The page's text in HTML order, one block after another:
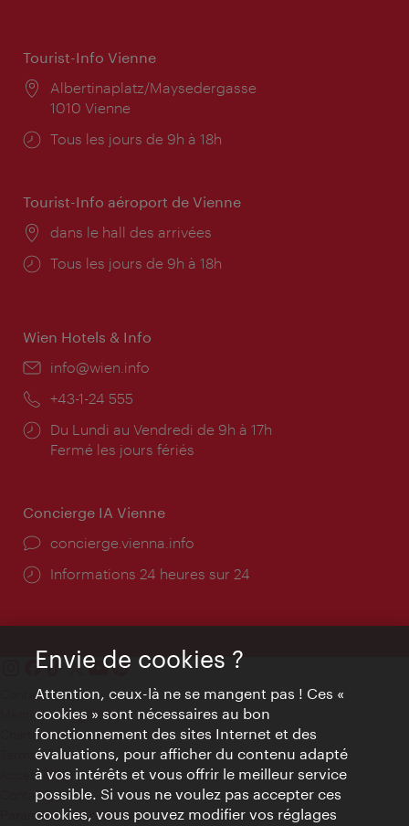
Tourist-Info Vienne
Lieu:
Albertinaplatz/Maysedergasse
1010 Vienne
Horaires
Tous les jours de 9h à 18h
Tourist-Info aéroport de Vienne
Lieu:
dans le hall des arrivées
Horaires
Tous les jours de 9h à 18h
Wien Hotels & Info
E-
info@wien.info
Téléphone:
+43-1-24 555
Horaires
d'ouverture:
Du Lundi au Vendredi de 9h à 17h
Fermé les jours fériés
Concierge IA Vienne
Ort:
concierge.vienna.info
Öffnungszeiten:
Informations 24 heures sur 24
Contact
Mentions obligatoires
Charte sur le respect de la vie privée
Terms of Use
Accessibilité
Contact presse
Paramètres de cookies
Envie de cookies ?
Attention, ceux-là ne se mangent pas ! Ces «
cookies » sont nécessaires au bon
fonctionnement des sites Internet et des
évaluations, pour afficher du contenu adapté
à vos intérêts et vous offrir le meilleur service
possible. Si vous ne voulez pas accepter ces
cookies, vous pouvez modifier vos réglages